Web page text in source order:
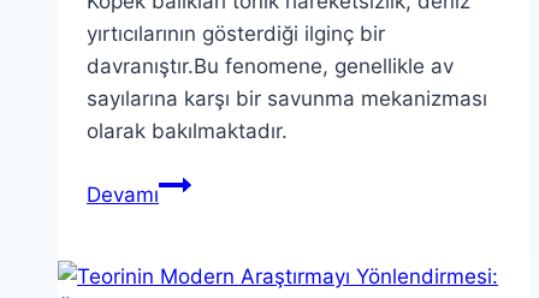
yırtıcılarının gösterdiği ilginç bir
davranıştır.Bu fenomene, genellikle av
sayılarına karşı bir savunma mekanizması
olarak bakılmaktadır.
DevamıKöpek
Hareketlilik